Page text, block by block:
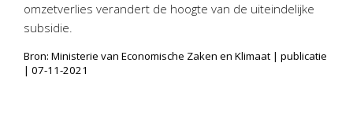
Downloads
Contact
omzetverlies verandert de hoogte van de uiteindelijke
subsidie.
Bron: Ministerie van Economische Zaken en Klimaat | publicatie
| 07-11-2021